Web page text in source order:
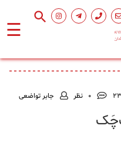
☰
0 نظر جابر تواضعی